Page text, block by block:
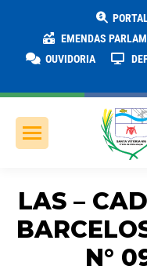
EMENDAS
OUVIDORIA
LAS –
N°